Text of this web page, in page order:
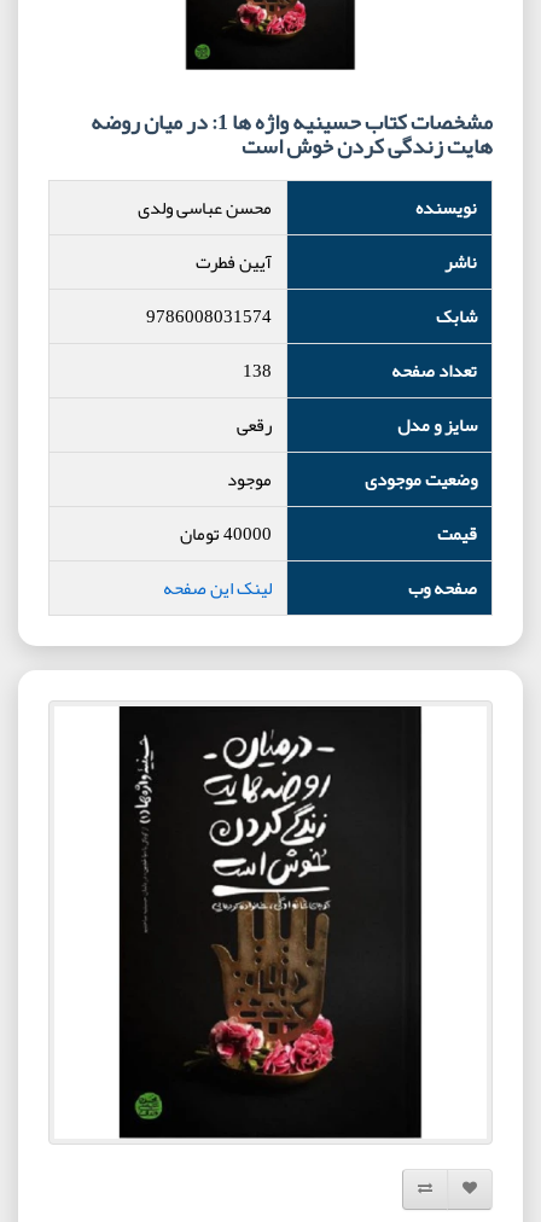
مشخصات کتاب حسینیه واژه ها 1: در میان روضه
هایت زندگی کردن خوش است
نویسنده
محسن عباسی ولدی
ناشر
آیین فطرت
شابک
9786008031574
تعداد صفحه
138
سایز و مدل
رقعی
وضعیت موجودی
موجود
قیمت
40000تومان
صفحه وب
لینک این صفحه
افزودن به لیست دلخواه
مقایسه این محصول